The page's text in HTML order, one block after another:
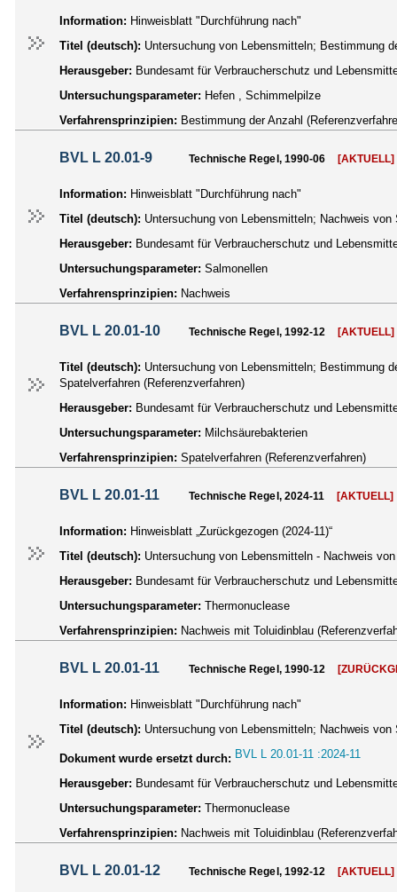
Information: Hinweisblatt "Durchführung nach"
Titel (deutsch): Untersuchung von Lebensmitteln; Bestimmung
Herausgeber: Bundesamt für Verbraucherschutz und
Untersuchungsparameter: Hefen , Schimmelpilze
Verfahrensprinzipien: Bestimmung der Anzahl
BVL L 20.01-9 Technische Regel, 1990-06 [AKTUELL]
Information: Hinweisblatt "Durchführung nach"
Titel (deutsch): Untersuchung von Lebensmitteln; Nachweis
Herausgeber: Bundesamt für Verbraucherschutz und
Untersuchungsparameter: Salmonellen
Verfahrensprinzipien: Nachweis
BVL L 20.01-10 Technische Regel, 1992-12 [AKTUELL]
Titel (deutsch): Untersuchung von Lebensmitteln; Bestimmung
Spatelverfahren (Referenzverfahren)
Herausgeber: Bundesamt für Verbraucherschutz und
Untersuchungsparameter: Milchsäurebakterien
Verfahrensprinzipien: Spatelverfahren (Referenzverfahren)
BVL L 20.01-11 Technische Regel, 2024-11 [AKTUELL]
Information: Hinweisblatt „Zurückgezogen (2024-11)“
Titel (deutsch): Untersuchung von Lebensmitteln - Nachweis
Herausgeber: Bundesamt für Verbraucherschutz und
Untersuchungsparameter: Thermonuclease
Verfahrensprinzipien: Nachweis mit Toluidinblau
BVL L 20.01-11 Technische Regel, 1990-12
Information: Hinweisblatt "Durchführung nach"
Titel (deutsch): Untersuchung von Lebensmitteln; Nachweis
Dokument wurde ersetzt durch: BVL L 20.01-11 :2024-11
Herausgeber: Bundesamt für Verbraucherschutz und
Untersuchungsparameter: Thermonuclease
Verfahrensprinzipien: Nachweis mit Toluidinblau
BVL L 20.01-12 Technische Regel, 1992-12 [AKTUELL]